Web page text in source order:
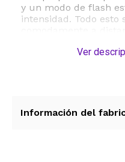
y un modo de flash
intensidad. Todo esto
alcance de hasta 50
instalacion en
Ver
Información del